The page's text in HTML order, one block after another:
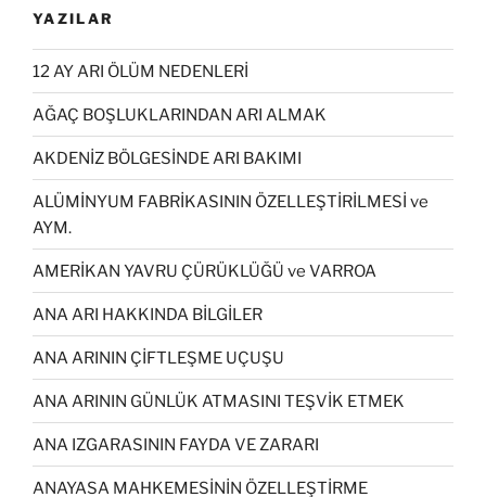
YAZILAR
12 AY ARI ÖLÜM NEDENLERİ
AĞAÇ BOŞLUKLARINDAN ARI ALMAK
AKDENİZ BÖLGESİNDE ARI BAKIMI
ALÜMİNYUM FABRİKASININ ÖZELLEŞTİRİLMESİ ve
AYM.
AMERİKAN YAVRU ÇÜRÜKLÜĞÜ ve VARROA
ANA ARI HAKKINDA BİLGİLER
ANA ARININ ÇİFTLEŞME UÇUŞU
ANA ARININ GÜNLÜK ATMASINI TEŞVİK ETMEK
ANA IZGARASININ FAYDA VE ZARARI
ANAYASA MAHKEMESİNİN ÖZELLEŞTİRME